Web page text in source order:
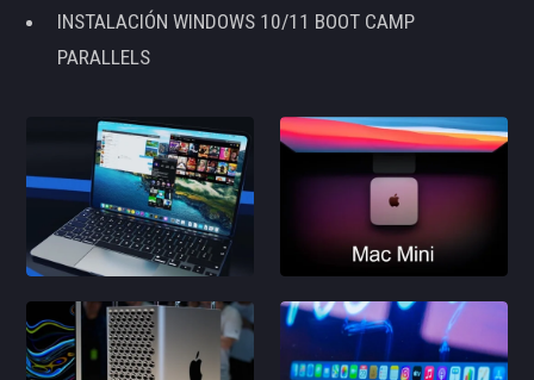
INSTALACIÓN WINDOWS 10/11 BOOT CAMP
PARALLELS